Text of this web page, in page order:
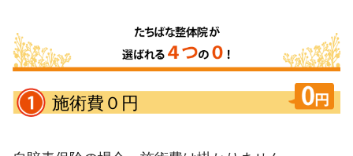
施術費０円